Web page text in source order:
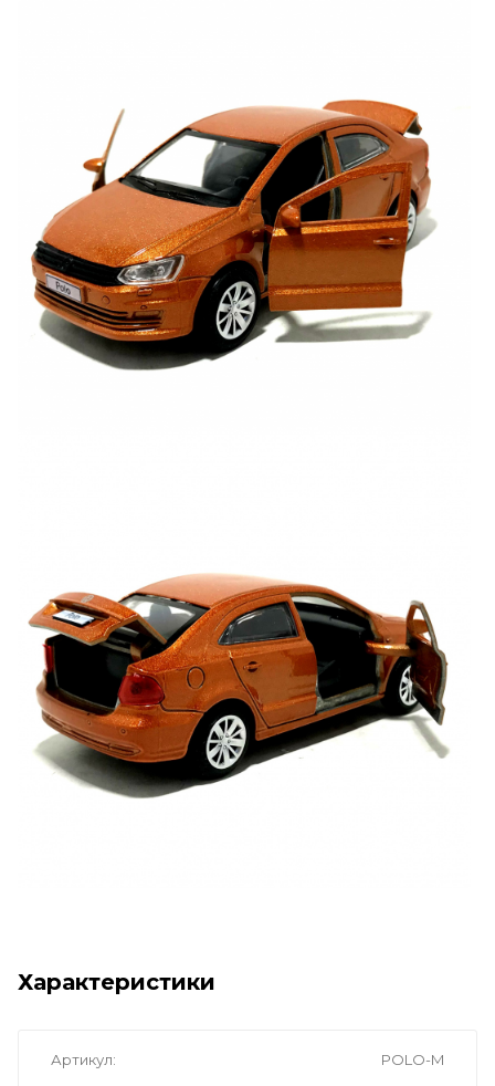
Характеристики
Артикул
POLO-M